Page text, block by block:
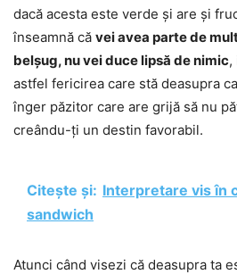
dacă acesta este verde și are și
înseamnă că vei avea parte de
belșug, nu vei duce lipsă de nimic,
astfel fericirea care stă deasupra
înger păzitor care are grijă să nu
creându-ți un destin favorabil.
Citește și: Interpretare vis în
sandwich
Atunci când visezi că deasupra ta